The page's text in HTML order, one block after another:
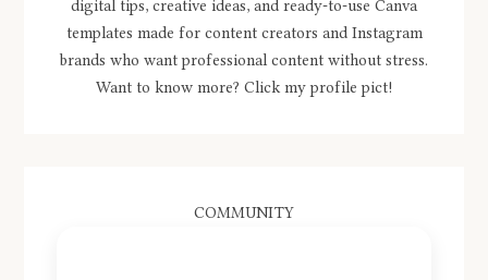
digital tips, creative ideas, and ready-to-use Canva
templates made for content creators and Instagram
brands who want professional content without stress.
Want to know more? Click my profile pict!
COMMUNITY